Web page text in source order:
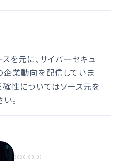
スを元に、サイバーセキュ
企業動向を配信していま
確性についてはソース元を
。
2026.08.08